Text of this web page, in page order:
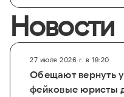
Новости
27 июля 2026 г. в 18:20
Обещают вернуть
фейковые юристы